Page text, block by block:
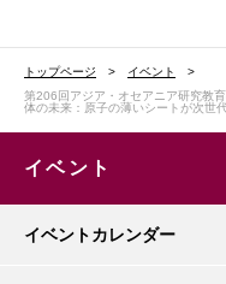
トップページ
イベント
第206回アジア・オセアニア研究教
体の未来：原子の薄いシートが次世
イベント
イベントカレンダー